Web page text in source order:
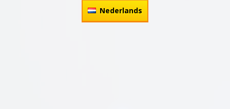
Nederlands